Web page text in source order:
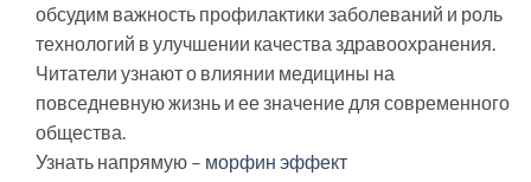
обсудим важность профилактики заболеваний и роль
технологий в улучшении качества здравоохранения.
Читатели узнают о влиянии медицины на
повседневную жизнь и ее значение для современного
общества.
Узнать напрямую – морфин эффект